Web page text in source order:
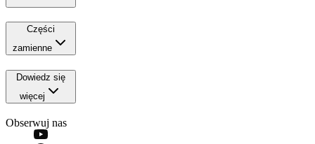
Części
zamienne
Dowiedz się
więcej
Obserwuj nas